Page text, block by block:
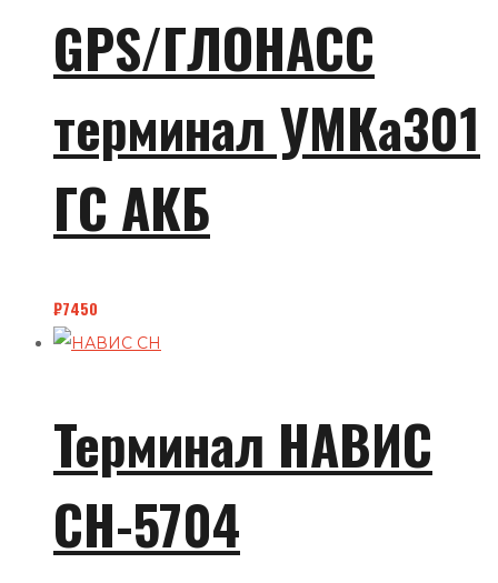
GPS/ГЛОНАСС
терминал УМКа301
ГС АКБ
₽7450
Терминал НАВИС
СН-5704